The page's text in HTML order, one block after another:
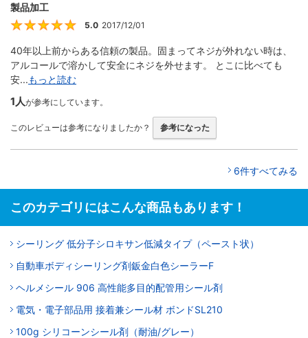
製品加工
5.0 2017/12/01
40年以上前からある信頼の製品。固まってネジが外れない時は、
アルコールで溶かして安全にネジを外せます。 とこに比べても
安...もっと読む
1人が参考にしています。
このレビューは参考になりましたか？ 参考になった
6件すべてみる
このカテゴリにはこんな商品もあります！
シーリング 低分子シロキサン低減タイプ（ペースト状）
自動車ボディシーリング剤鈑金白色シーラーF
ヘルメシール 906 高性能多目的配管用シール剤
電気・電子部品用 接着兼シール材 ボンドSL210
100g シリコーンシール剤（耐油/グレー）